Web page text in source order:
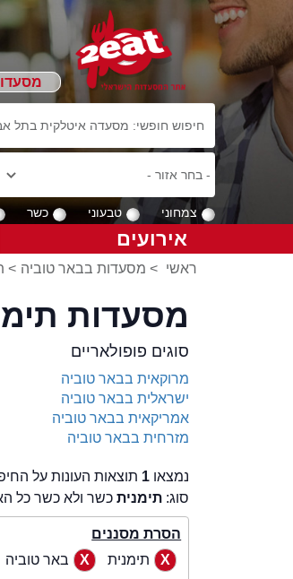
צמחוני טבעוני כשר
אירועים
ראשי > מסעדות בבאר טוביה >
מסעדות
סוגים פופולאריים
מרוקאית בבאר טוביה
ישראלית בבאר טוביה
אמריקאית בבאר טוביה
מזרחית בבאר טוביה
נמצאו 1 תוצאות העונות על
סוג: תימניתכשר ולא כשר כל
הסרת מסננים
תימנית
באר טוביה